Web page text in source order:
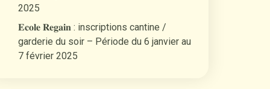
2025
𝐄𝐜𝐨𝐥𝐞 𝐑𝐞𝐠𝐚𝐢𝐧 : inscriptions cantine /
garderie du soir – Période du 6 janvier au
7 février 2025